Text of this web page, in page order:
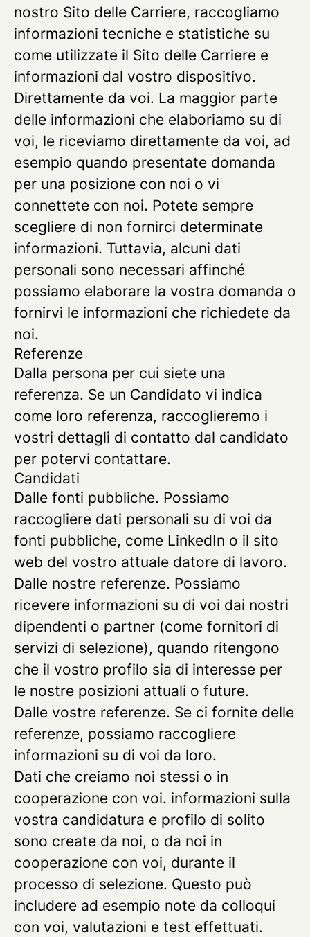
nostro Sito delle Carriere, raccogliamo
informazioni tecniche e statistiche su
come utilizzate il Sito delle Carriere e
informazioni dal vostro dispositivo.
Direttamente da voi. La maggior parte
delle informazioni che elaboriamo su di
voi, le riceviamo direttamente da voi, ad
esempio quando presentate domanda
per una posizione con noi o vi
connettete con noi. Potete sempre
scegliere di non fornirci determinate
informazioni. Tuttavia, alcuni dati
personali sono necessari affinché
possiamo elaborare la vostra domanda o
fornirvi le informazioni che richiedete da
noi.
Referenze
Dalla persona per cui siete una
referenza. Se un Candidato vi indica
come loro referenza, raccoglieremo i
vostri dettagli di contatto dal candidato
per potervi contattare.
Candidati
Dalle fonti pubbliche. Possiamo
raccogliere dati personali su di voi da
fonti pubbliche, come LinkedIn o il sito
web del vostro attuale datore di lavoro.
Dalle nostre referenze. Possiamo
ricevere informazioni su di voi dai nostri
dipendenti o partner (come fornitori di
servizi di selezione), quando ritengono
che il vostro profilo sia di interesse per
le nostre posizioni attuali o future.
Dalle vostre referenze. Se ci fornite delle
referenze, possiamo raccogliere
informazioni su di voi da loro.
Dati che creiamo noi stessi o in
cooperazione con voi. informazioni sulla
vostra candidatura e profilo di solito
sono create da noi, o da noi in
cooperazione con voi, durante il
processo di selezione. Questo può
includere ad esempio note da colloqui
con voi, valutazioni e test effettuati.